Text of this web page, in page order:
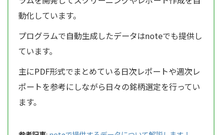
動化しています。
プログラムで自動生成したデータはnoteでも提供し
ています。
主にPDF形式でまとめている日次レポートや週次レ
ポートを参考にしながら日々の銘柄選定を行ってい
ます。